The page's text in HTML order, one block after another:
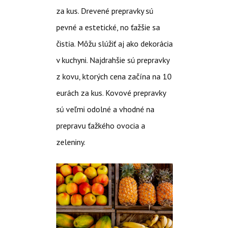
za kus. Drevené prepravky sú
pevné a estetické, no ťažšie sa
čistia. Môžu slúžiť aj ako dekorácia
v kuchyni. Najdrahšie sú prepravky
z kovu, ktorých cena začína na 10
eurách za kus. Kovové prepravky
sú veľmi odolné a vhodné na
prepravu ťažkého ovocia a
zeleniny.